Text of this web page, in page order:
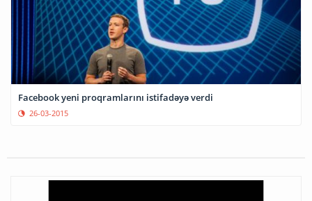
Facebook yeni proqramlarını istifadəyə verdi
26-03-2015